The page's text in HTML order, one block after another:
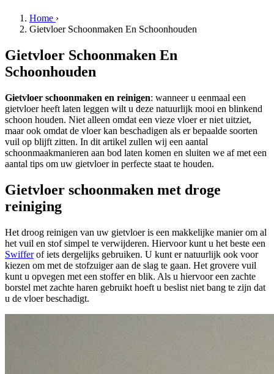
Home ›
Gietvloer Schoonmaken En Schoonhouden
Gietvloer Schoonmaken En
Schoonhouden
Gietvloer schoonmaken en reinigen: wanneer u eenmaal een
gietvloer heeft laten leggen wilt u deze natuurlijk mooi en blinkend
schoon houden. Niet alleen omdat een vieze vloer er niet uitziet,
maar ook omdat de vloer kan beschadigen als er bepaalde soorten
vuil op blijft zitten. In dit artikel zullen wij een aantal
schoonmaakmanieren aan bod laten komen en sluiten we af met een
aantal tips om uw gietvloer in perfecte staat te houden.
Gietvloer schoonmaken met droge
reiniging
Het droog reinigen van uw gietvloer is een makkelijke manier om al
het vuil en stof simpel te verwijderen. Hiervoor kunt u het beste een
Swifferof iets dergelijks gebruiken. U kunt er natuurlijk ook voor
kiezen om met de stofzuiger aan de slag te gaan. Het grovere vuil
kunt u opvegen met een stoffer en blik. Als u hiervoor een zachte
borstel met zachte haren gebruikt hoeft u beslist niet bang te zijn dat
u de vloer beschadigt.